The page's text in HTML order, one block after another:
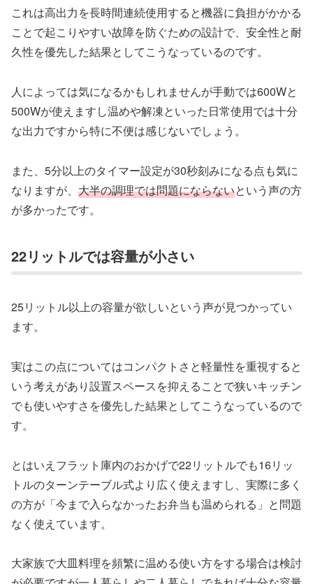
これは高出力を長時間連続使用すると機器に負担がかかる
ことで起こりやすい故障を防ぐための設計で、安全性と耐
久性を優先した結果としてこうなっているのです。
人によっては気になるかもしれませんが手動では600Wと
500Wが使えますし温めや解凍といった日常使用では十分
な出力ですから特に不便は感じないでしょう。
また、5分以上のタイマー設定が30秒刻みになる点も気に
なりますが、 大半の調理では問題にならないという声の方
が多かったです。
22リットルでは容量が小さい
25リットル以上の容量が欲しいという声が見つかってい
ます。
実はこの点についてはコンパクトさと軽量性を重視すると
いう考えがあり設置スペースを抑えることで狭いキッチン
でも使いやすさを優先した結果としてこうなっているので
す。
とはいえフラット庫内のおかげで22リットルでも16リッ
トルのターンテーブル式より広く使えますし、実際に多く
の方が「今まで入らなかったお弁当も温められる」と問題
なく使えています。
大家族で大皿料理を頻繁に温める使い方をする場合は検討